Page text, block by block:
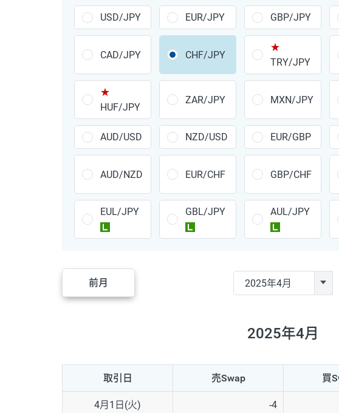
GBP/JPY 170円
AUD/JPY 106円
NZD/JPY 28円
CAD/JPY 38円
CHF/JPY 34円
PLN/JPY 35円
HUF/JPY 16円
ZAR/JPY 130円
MXN/JPY 140円
AUD/USD
NZD/USD 41円
USD/JPY EUR/JPY GBP/JPY
CAD/JPY CHF/JPY
★
TRY/JPY
★
HUF/JPY
ZAR/JPY MXN/JPY
AUD/USD NZD/USD EUR/GBP
AUD/NZD EUR/CHF GBP/CHF
EUL/JPY
GBL/JPY
AUL/JPY
前月
2025年4月
取引日 売Swap 買
4月1日(火) -4